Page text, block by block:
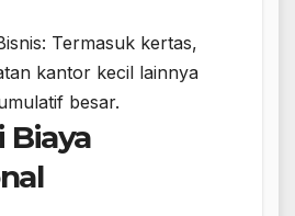
Termasuk kertas,
kantor kecil lainnya
besar.
Biaya